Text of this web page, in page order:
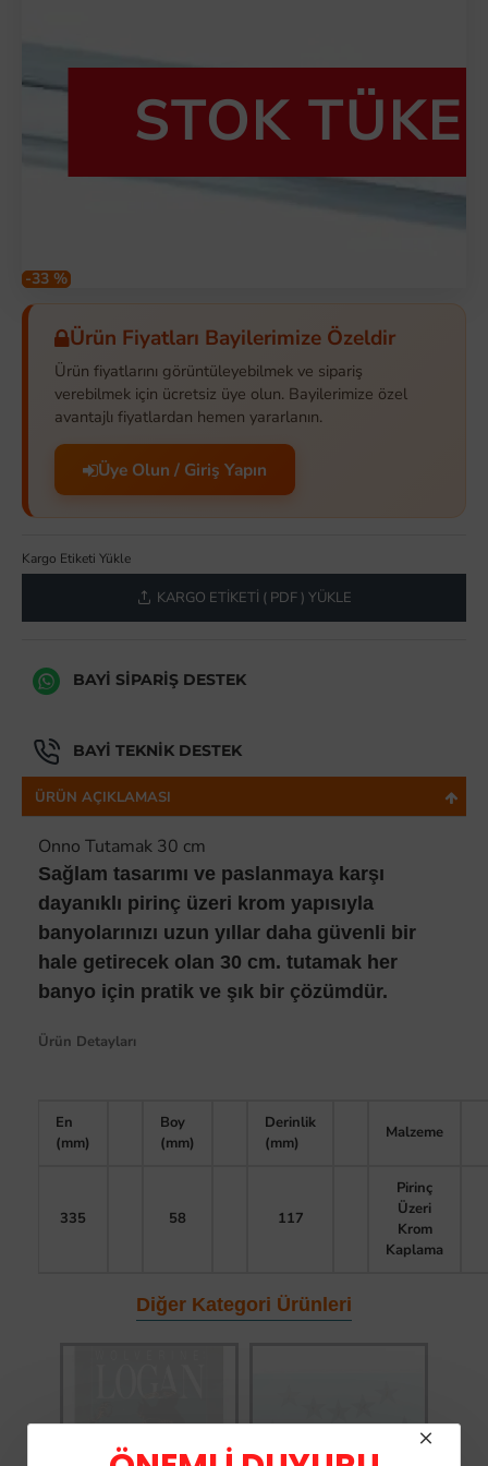
-33 %
STOK
Ürün Fiyatları Bayilerimize Özeldir
Ürün fiyatlarını görüntüleyebilmek ve sipariş
verebilmek için ücretsiz üye olun. Bayilerimize özel
avantajlı fiyatlardan hemen yararlanın.
Üye Olun / Giriş Yapın
Kargo Etiketi Yükle
KARGO ETIKETI ( PDF ) YÜKLE
BAYI SIPARIŞ DESTEK
BAYI TEKNIK DESTEK
ÜRÜN AÇIKLAMASI
Onno Tutamak 30 cm
Sağlam tasarımı ve paslanmaya karşı
dayanıklı pirinç üzeri krom yapısıyla
banyolarınızı uzun yıllar daha güvenli bir
hale getirecek olan 30 cm. tutamak her
banyo için pratik ve şık bir çözümdür.
Ürün Detayları
En
(mm)
Boy
(mm)
Derinlik
(mm)
Malzeme
335 58 117
Pirinç
Üzeri
Krom
Kaplama
Diğer Kategori Ürünleri